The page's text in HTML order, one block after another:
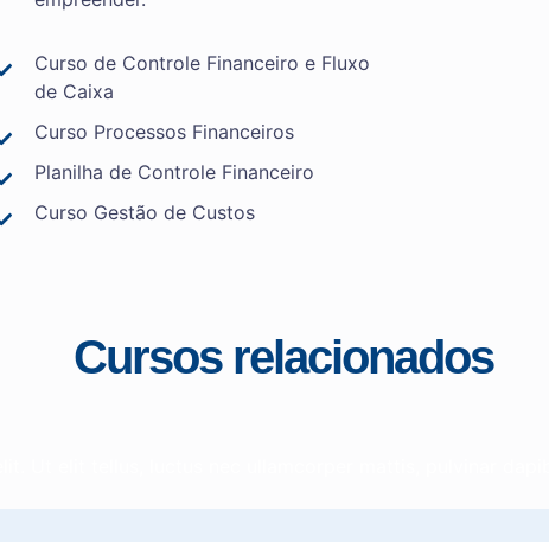
Curso de Controle Financeiro e Fluxo
de Caixa
Curso Processos Financeiros
Planilha de Controle Financeiro
Curso Gestão de Custos
Cursos relacionados